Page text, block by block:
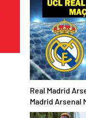
Real Madrid
Madrid Arsenal
Madrid Arsenal